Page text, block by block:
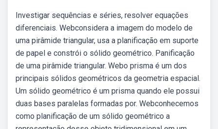
Investigar sequências e séries, resolver equações
diferenciais. Webconsidera a imagem do modelo de
uma pirâmide triangular, usa a planificação em suporte
de papel e constrói o sólido geométrico. Panificação
de uma pirâmide triangular. Webo prisma é um dos
principais sólidos geométricos da geometria espacial.
Um sólido geométrico é um prisma quando ele possui
duas bases paralelas formadas por. Webconhecemos
como planificação de um sólido geométrico a